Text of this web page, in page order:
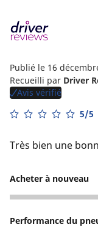
Publié le 16
Recueilli par Driver
Avis vérifié
5/5
Très bien une
Acheter à nouveau
5
Performance du